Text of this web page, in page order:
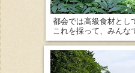
都会では高級食材とし
これを採って、みんな